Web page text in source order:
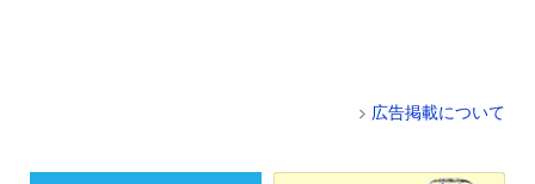
広告掲載について